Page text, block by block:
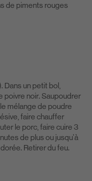
de piments rouges
Dans un petit bol,
poivre noir. Saupoudrer
mélange de poudre
faire chauffer
le porc, faire cuire 3
de plus ou jusqu'à
Retirer du feu.